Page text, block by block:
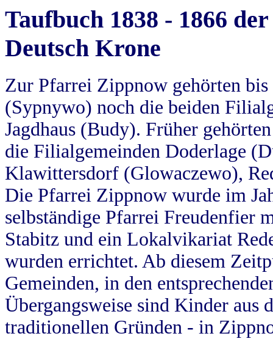
Taufbuch 1838 - 1866
Deutsch Krone
Zur Pfarrei Zippnow gehörten
(Sypnywo) noch die beiden
Jagdhaus (Budy). Früher
die Filialgemeinden Doderlage
Klawittersdorf (Glowaczewo),
Die Pfarrei Zippnow wurde im
selbständige Pfarrei Freudenfier
Stabitz und ein Lokalvikariat
wurden errichtet. Ab diesem
Gemeinden, in den
Übergangsweise sind Kinder aus
traditionellen Gründen - in